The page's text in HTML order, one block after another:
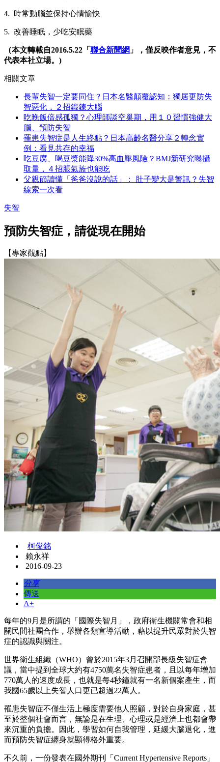
4. 時常動腦並保持心情愉快
5. 改善睡眠，少吃安眠藥
（本文轉載自2016.5.22「 聯合新聞網 」，僅反映作者意見，不
代表本社立場。)
相關文章
長輩失智一定要同住？日本名醫顛覆認知：獨居更防失
智惡化，２招鍛鍊大腦
吃晚飯倍感孤獨？心理師談空巢期，用１０習慣強健大
腦、預防失智
罹患失智症是人生終點？日本高齡名醫分享２轉念實
例：看見共存的幸福
吃豆腐、喝豆漿能降30%高血壓風險？BMJ新研究曝攝
取量，４招脹氣族也能吃
父親節讀懂「爸爸沒說的話」： 肚子變大是警訊？失智
線索一次看
失智
預防失智症，請從現在開始
【專家觀點】
柯俊銘
賴永祥
2016-09-23
分享
傳送
A+
每年的9月是所謂的「國際失智月」，政府衛生機關常會和相
關民間社團合作，舉辦各類宣導活動，藉以提升民眾對於失智
症的認識與關注。
世界衛生組織（WHO）曾於2015年3月召開部長級失智症會
議，當中提到全球大約有4750萬名失智症患者，且以每年增加
770萬人的速度成長，也就是每4秒鐘就有一名新個案產生，而
我國65歲以上失智人口更已超過22萬人。
罹患失智症不僅生活上極度需要他人照顧，對於自身家庭，甚
至於整個社會而言，無論是在生理、心理或是經濟上也都會帶
來沉重的負擔。因此，學習如何自我管理，延緩大腦退化，進
而預防失智症纏身就顯得格外重要。
不久前，一份發表在國外期刊「Current Hypertensive Reports」